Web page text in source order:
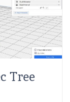
Tree